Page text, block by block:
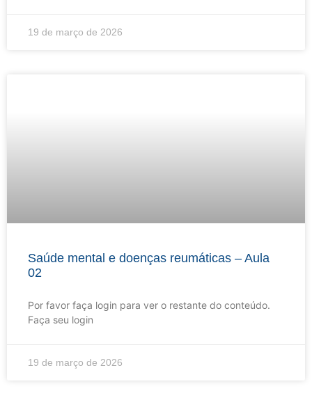
19 de março de 2026
Saúde mental e doenças reumáticas – Aula
02
Por favor faça login para ver o restante do conteúdo.
Faça seu login
19 de março de 2026